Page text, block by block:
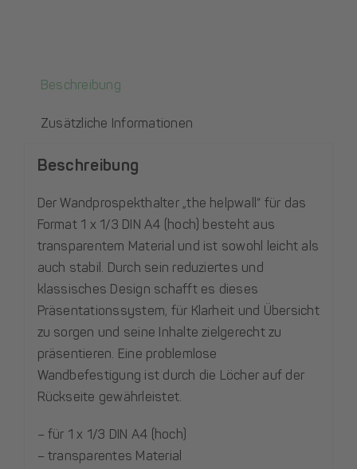
Beschreibung
Zusätzliche Informationen
Beschreibung
Der Wandprospekthalter „the helpwall“ für das
Format 1 x 1/3 DIN A4 (hoch) besteht aus
transparentem Material und ist sowohl leicht als
auch stabil. Durch sein reduziertes und
klassisches Design schafft es dieses
Präsentationssystem, für Klarheit und Übersicht
zu sorgen und seine Inhalte zielgerecht zu
präsentieren. Eine problemlose
Wandbefestigung ist durch die Löcher auf der
Rückseite gewährleistet.
– für 1 x 1/3 DIN A4 (hoch)
– transparentes Material